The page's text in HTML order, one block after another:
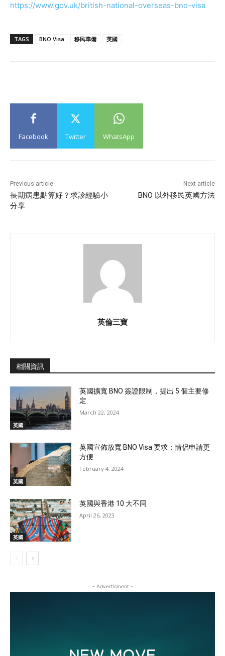
https://www.gov.uk/british-national-overseas-bno-visa
TAGS BNO Visa 移民準備 英國
Facebook Twitter WhatsApp
Previous article
長期病患點算好？求診經驗小
分享
Next article
BNO 以外移民英國方法
英倫三寶
相關資訊
英國
英國擴寬 BNO 簽證限制，提出 5 個主要修
定
March 22, 2024
英國
英國宣佈放寬 BNO Visa 要求：情侶申請更
方便
February 4, 2024
英國
英國與香港 10 大不同
April 26, 2023
- Advertisment -